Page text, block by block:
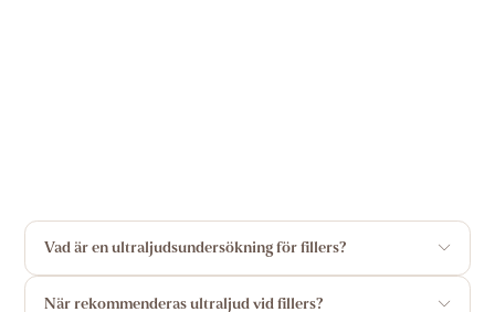
Vad är en ultraljudsundersökning för fillers?
När rekommenderas ultraljud vid fillers?